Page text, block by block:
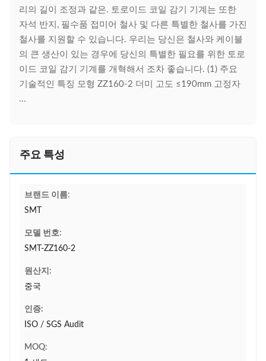
리의 길이 조정과 같은. 토로이드 코일 감기 기계는 또한
자석 반지, 필수품 접미어 철사 및 다른 특별한 철사를 가진
철사를 지원할 수 있습니다. 우리는 당신은 철사와 케이블
의 큰 생산이 있는 경우에 당신의 특별한 필요를 위한 토로
이드 코일 감기 기계를 개혁해서 조차 좋습니다. (1) 주요
기술적인 특징 모형 ZZ160-2 더미 고도 ≤190mm 고정자
...
주요 특성
브랜드 이름:
SMT
모델 번호:
SMT-ZZ160-2
원산지:
중국
인증:
ISO / SGS Audit
MOQ: